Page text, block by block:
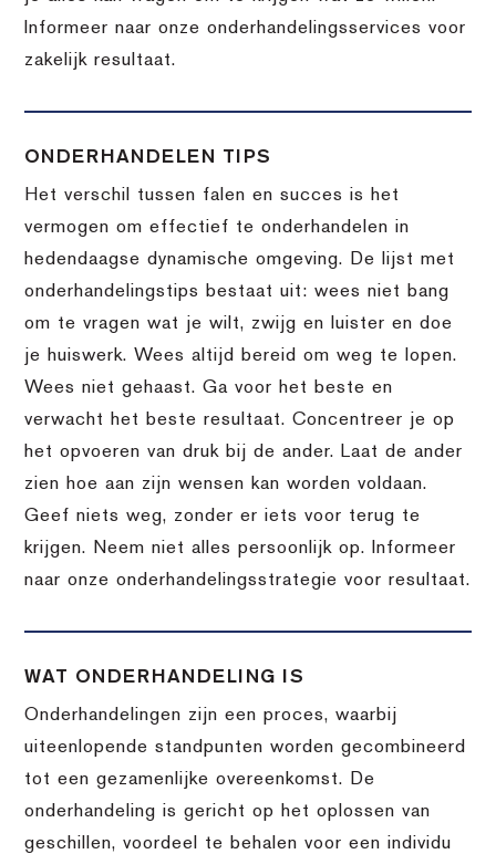
Informeer naar onze onderhandelingsservices voor
zakelijk resultaat.
ONDERHANDELEN TIPS
Het verschil tussen falen en succes is het
vermogen om effectief te onderhandelen in
hedendaagse dynamische omgeving. De lijst met
onderhandelingstips bestaat uit: wees niet bang
om te vragen wat je wilt, zwijg en luister en doe
je huiswerk. Wees altijd bereid om weg te lopen.
Wees niet gehaast. Ga voor het beste en
verwacht het beste resultaat. Concentreer je op
het opvoeren van druk bij de ander. Laat de ander
zien hoe aan zijn wensen kan worden voldaan.
Geef niets weg, zonder er iets voor terug te
krijgen. Neem niet alles persoonlijk op. Informeer
naar onze onderhandelingsstrategie voor resultaat.
WAT ONDERHANDELING IS
Onderhandelingen zijn een proces, waarbij
uiteenlopende standpunten worden gecombineerd
tot een gezamenlijke overeenkomst. De
onderhandeling is gericht op het oplossen van
geschillen, voordeel te behalen voor een individu